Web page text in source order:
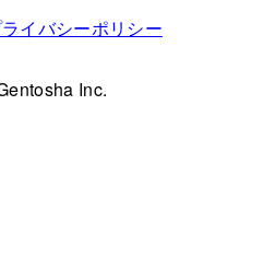
イバシーポリシー
Inc.